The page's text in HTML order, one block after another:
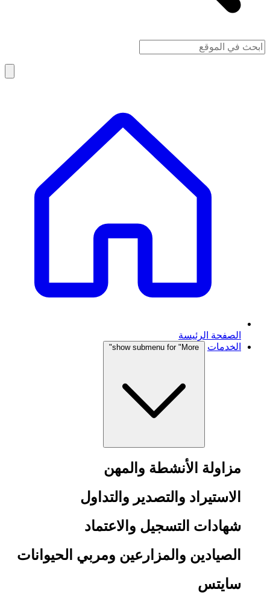
الصفحة الرئيسة
الخدمات
show submenu for "More"
مزاولة الأنشطة والمهن
الاستيراد والتصدير والتداول
شهادات التسجيل والاعتماد
الصيادين والمزارعين ومربي الحيوانات
سايتس